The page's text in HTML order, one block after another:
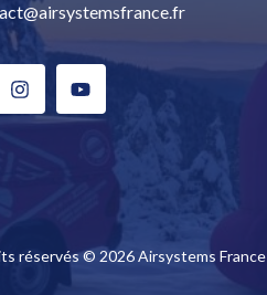
réservés © 2026 Airsystems France